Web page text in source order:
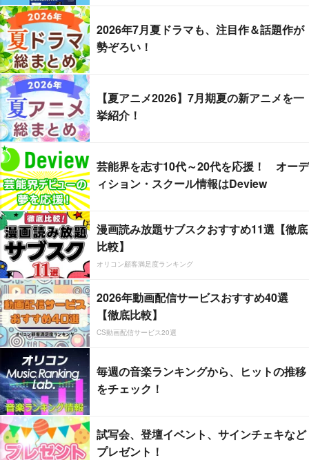
2026年7月夏ドラマも、注目作＆話題作が
勢ぞろい！
【夏アニメ2026】7月期夏の新アニメを一
挙紹介！
芸能界を志す10代～20代を応援！ オーデ
ィション・スクール情報はDeview
漫画読み放題サブスクおすすめ11選【徹底
比較】
オリコン顧客満足度ランキング
2026年動画配信サービスおすすめ40選
【徹底比較】
CS動画配信サービス20選
毎週の音楽ランキングから、ヒットの推移
をチェック！
試写会、登壇イベント、サインチェキなど
プレゼント！